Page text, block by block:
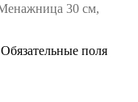
30 см,
Обязательные поля